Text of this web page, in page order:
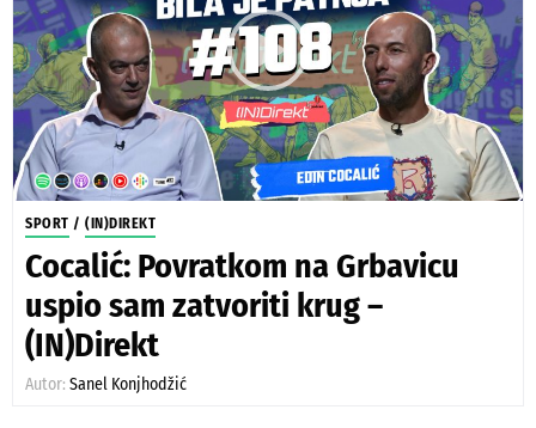
SPORT / (IN)DIREKT
Cocalić: Povratkom na Grbavicu
uspio sam zatvoriti krug –
(IN)Direkt
Autor: Sanel Konjhodžić